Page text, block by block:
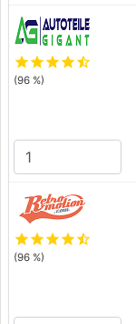
starstarstarstarstar_half
(96 %)
starstarstarstarstar_half
(96 %)